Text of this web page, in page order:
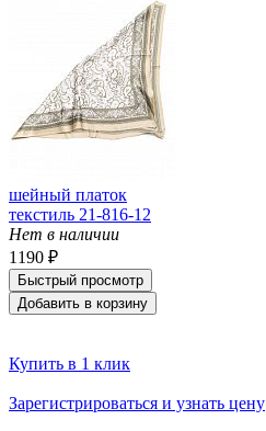
шейный платок
текстиль 21-816-12
Нет в наличии
1190 ₽
Быстрый просмотр
Добавить в корзину
Купить в 1 клик
Зарегистрироваться и узнать цену